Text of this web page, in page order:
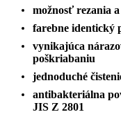
možnosť rezania
farebne identický
vynikajúca
poškriabaniu
jednoduché
antibakteriálna
JIS Z 2801